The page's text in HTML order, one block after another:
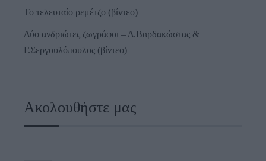
Το τελευταίο ρεμέτζο (βίντεο)
Δύο ανδριώτες ζωγράφοι – Δ.Βαρδακώστας &
Γ.Σεργουλόπουλος (βίντεο)
Ακολουθήστε μας